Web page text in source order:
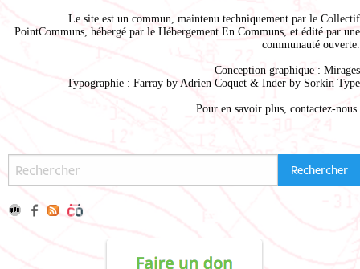
Le site est un commun, maintenu techniquement par le Collectif
PointCommuns , hébergé par le Hébergement En Communs , et édité par une
communauté ouverte.
Conception graphique : Mirages
Typographie : Farray by Adrien Coquet & Inder by Sorkin Type
Pour en savoir plus, contactez-nous